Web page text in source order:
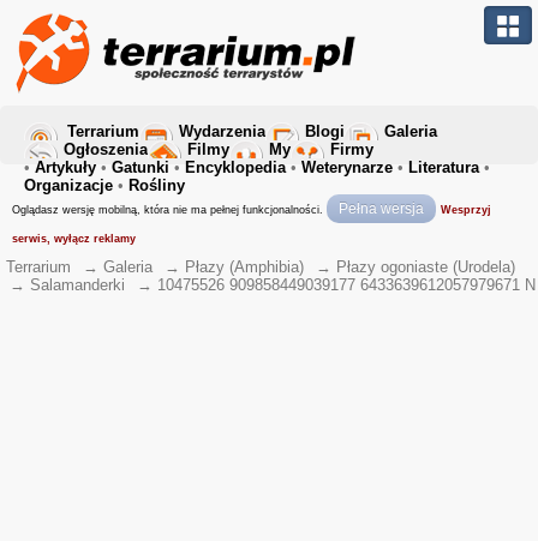
Terrarium Wydarzenia Blogi
Galeria
Ogłoszenia
Filmy My
Firmy
• Artykuły • Gatunki • Encyklopedia• Weterynarze • Literatura•
Organizacje • Rośliny
Oglądasz wersję mobilną, która nie ma pełnej funkcjonalności. Pełna wersja Wesprzyj
serwis, wyłącz reklamy
Terrarium → Galeria → Płazy (Amphibia) → Płazy ogoniaste (Urodela)
→ Salamanderki → 10475526 909858449039177 6433639612057979671 N